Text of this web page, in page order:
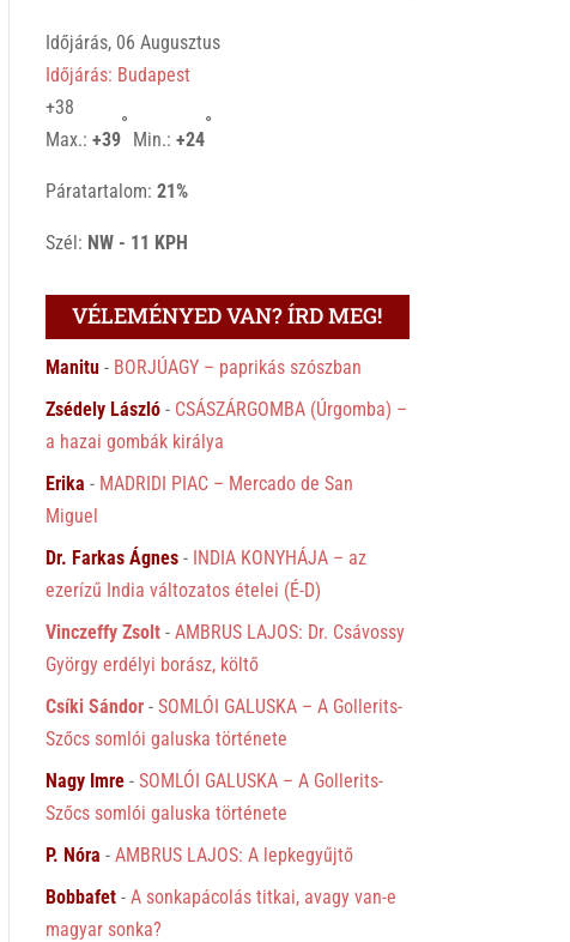
Időjárás, 06 Augusztus
Időjárás: Budapest
+38
Max.:+39
°
Min.:+24
°
Páratartalom:21%
Szél: NW - 11 KPH
VÉLEMÉNYED VAN? ÍRD MEG!
Manitu - BORJÚAGY – paprikás szószban
Zsédely László - CSÁSZÁRGOMBA (Úrgomba) –
a hazai gombák királya
Erika - MADRIDI PIAC – Mercado de San
Miguel
Dr. Farkas Ágnes - INDIA KONYHÁJA – az
ezerízű India változatos ételei (É-D)
Vinczeffy Zsolt -AMBRUS LAJOS: Dr. Csávossy
György erdélyi borász, költő
Csíki Sándor -SOMLÓI GALUSKA – A Gollerits-
Szőcs somlói galuska története
Nagy Imre -SOMLÓI GALUSKA – A Gollerits-
Szőcs somlói galuska története
P. Nóra -AMBRUS LAJOS: A lepkegyűjtő
Bobbafet -A sonkapácolás titkai, avagy van-e
magyar sonka?